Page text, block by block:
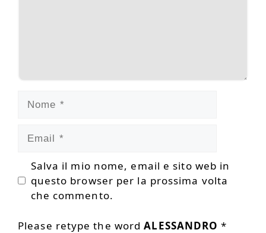
Salva il mio nome, email e sito web in
questo browser per la prossima volta
che commento.
Please retype the wordALESSANDRO *